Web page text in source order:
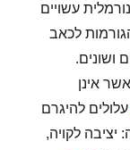
עשויים
לכאב
ושונים.
אינן
עלולים להיגרם
יציבה לקויה,